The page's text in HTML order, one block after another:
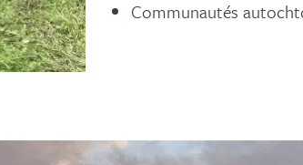
Communautés